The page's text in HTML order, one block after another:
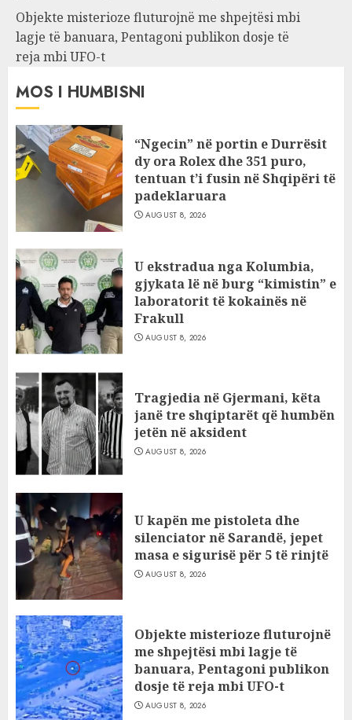
Objekte misterioze fluturojnë me shpejtësi mbi
lagje të banuara, Pentagoni publikon dosje të
reja mbi UFO-t
MOS I HUMBISNI
“Ngecin” në portin e Durrësit
dy ora Rolex dhe 351 puro,
tentuan t’i fusin në Shqipëri të
padeklaruara
AUGUST 8, 2026
U ekstradua nga Kolumbia,
gjykata lë në burg “kimistin” e
laboratorit të kokainës në
Frakull
AUGUST 8, 2026
Tragjedia në Gjermani, këta
janë tre shqiptarët që humbën
jetën në aksident
AUGUST 8, 2026
U kapën me pistoleta dhe
silenciator në Sarandë, jepet
masa e sigurisë për 5 të rinjtë
AUGUST 8, 2026
Objekte misterioze fluturojnë
me shpejtësi mbi lagje të
banuara, Pentagoni publikon
dosje të reja mbi UFO-t
AUGUST 8, 2026